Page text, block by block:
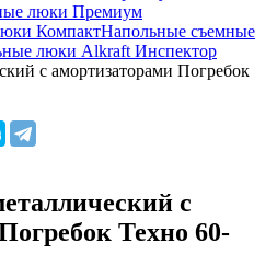
люки Премиум
КомпактНапольные съемные
люки Alkraft Инспектор
с амортизаторами Погребок
с
Техно 60-